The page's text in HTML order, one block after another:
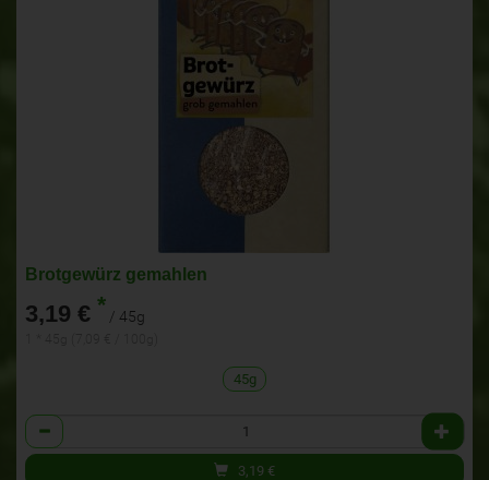
Brotgewürz gemahlen
3,19 € * / 45g
45g
Anzahl
3,19 €